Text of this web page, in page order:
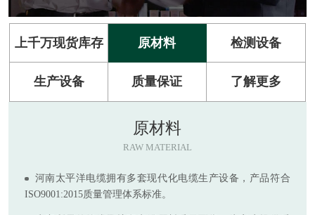
上千万现货库存 原材料 检测设备
生产设备 质量保证 了解更多
原材料
RAW MATERIAL
河南太平洋电缆拥有多套现代化电缆生产设备，产品符合
ISO9001:2015质量管理体系标准。